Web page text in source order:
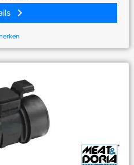
keyboard_arrow_right